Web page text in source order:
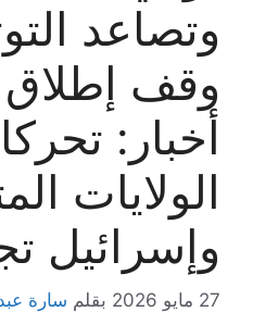
وتصاعد
وقف إطلاق
أخبار:
الولايات
وإسرائيل
27 مايو 2026 بقلم سارة